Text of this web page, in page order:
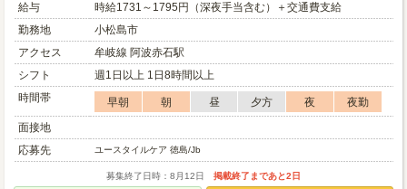
給与
時給1731～1795円（深夜手当含む）＋交通費支給
勤務地
小松島市
アクセス
牟岐線 阿波赤石駅
シフト
週1日以上 1日8時間以上
時間帯
早朝 朝 昼 夕方 夜
夜勤
面接地
応募先
ユースタイルケア 徳島/Jb
募集終了日時：8月12日 掲載終了まであと2日